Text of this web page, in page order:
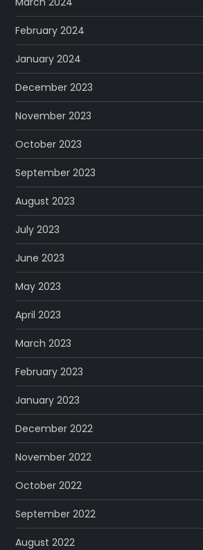
February 2024
January 2024
December 2023
November 2023
October 2023
September 2023
August 2023
July 2023
June 2023
May 2023
April 2023
March 2023
February 2023
January 2023
December 2022
November 2022
October 2022
September 2022
August 2022